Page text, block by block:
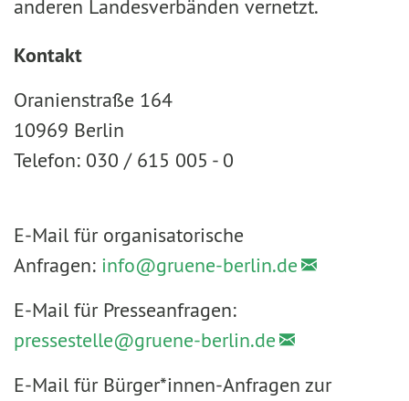
anderen Landesverbänden vernetzt.
Kontakt
Oranienstraße 164
10969 Berlin
Telefon: 030 / 615 005 - 0
E-Mail für organisatorische
Anfragen: info@gruene-berlin.de
E-Mail für Presseanfragen:
pressestelle@gruene-berlin.de
E-Mail für Bürger*innen-Anfragen zur